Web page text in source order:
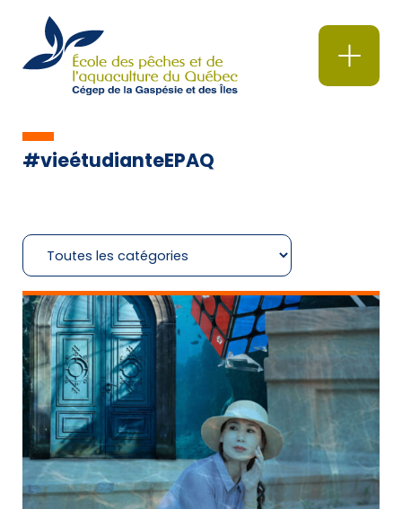
#vieétudianteEPAQ